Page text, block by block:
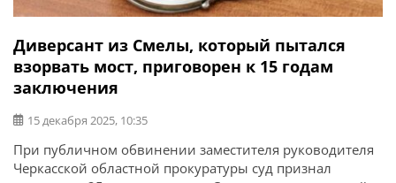
Диверсант из Смелы, который пытался
взорвать мост, приговорен к 15 годам
заключения
15 декабря 2025, 10:35
При публичном обвинении заместителя руководителя
Черкасской областной прокуратуры суд признал